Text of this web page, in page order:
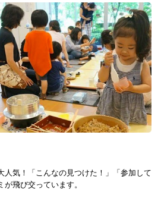
人気！「こんなの見つけた！」「参加して
飛び交っています。